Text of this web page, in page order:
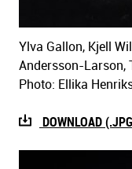
Ylva Gallon, Kjell
Andersson-Larson,
Photo: Ellika
DOWNLOAD